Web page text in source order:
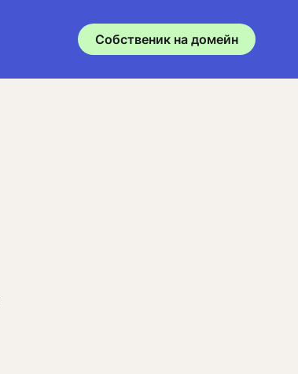
Собственик на домейн